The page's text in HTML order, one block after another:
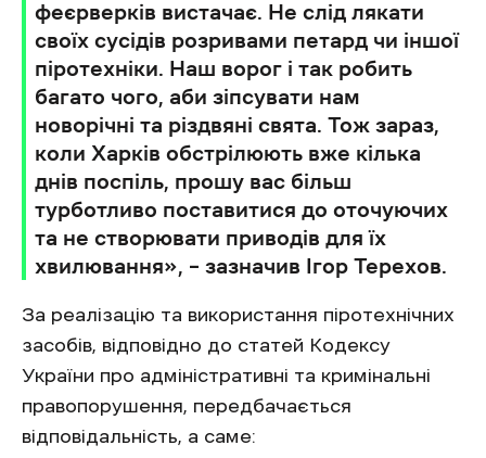
феєрверків вистачає. Не слід лякати
своїх сусідів розривами петард чи іншої
піротехніки. Наш ворог і так робить
багато чого, аби зіпсувати нам
новорічні та різдвяні свята. Тож зараз,
коли Харків обстрілюють вже кілька
днів поспіль, прошу вас більш
турботливо поставитися до оточуючих
та не створювати приводів для їх
хвилювання», – зазначив Ігор Терехов.
За реалізацію та використання піротехнічних
засобів, відповідно до статей Кодексу
України про адміністративні та кримінальні
правопорушення, передбачається
відповідальність, а саме: